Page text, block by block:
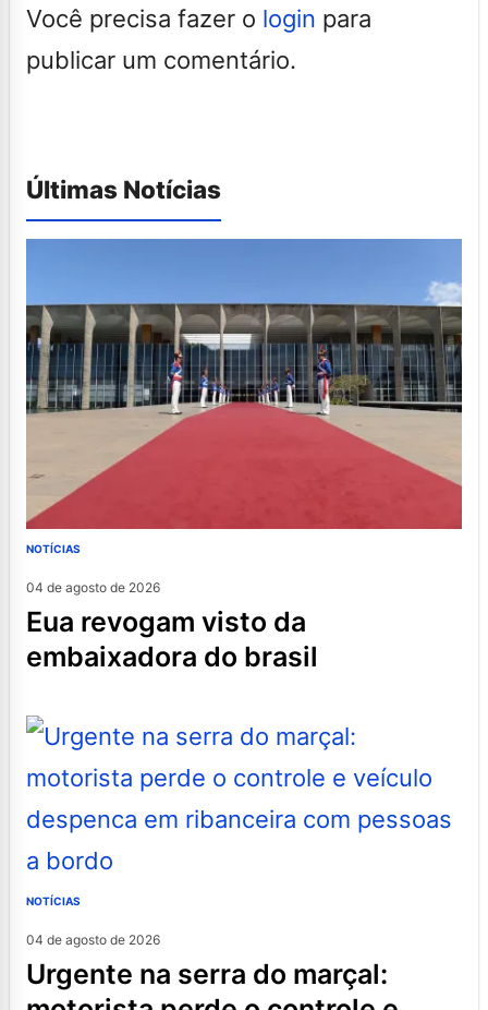
Você precisa fazer o login para
publicar um comentário.
Últimas Notícias
NOTÍCIAS
04 de agosto de 2026
eua revogam visto da
embaixadora do brasil
NOTÍCIAS
04 de agosto de 2026
urgente na serra do marçal: